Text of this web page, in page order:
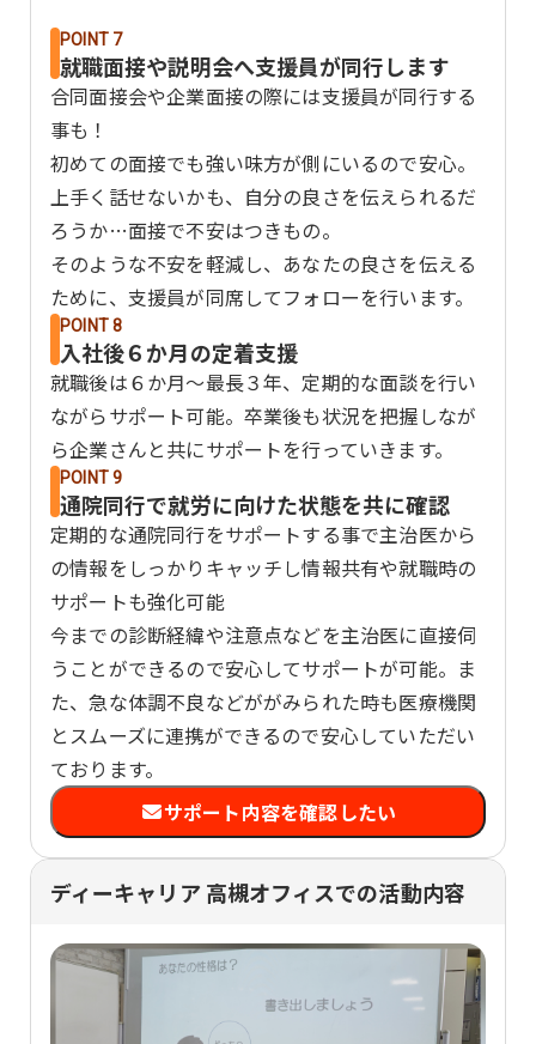
POINT 7
就職面接や説明会へ支援員が同行します
合同面接会や企業面接の際には支援員が同行する
事も！
初めての面接でも強い味方が側にいるので安心。
上手く話せないかも、自分の良さを伝えられるだ
ろうか…面接で不安はつきもの。
そのような不安を軽減し、あなたの良さを伝える
ために、支援員が同席してフォローを行います。
POINT 8
入社後６か月の定着支援
就職後は６か月～最長３年、定期的な面談を行い
ながらサポート可能。卒業後も状況を把握しなが
ら企業さんと共にサポートを行っていきます。
POINT 9
通院同行で就労に向けた状態を共に確認
定期的な通院同行をサポートする事で主治医から
の情報をしっかりキャッチし情報共有や就職時の
サポートも強化可能
今までの診断経緯や注意点などを主治医に直接伺
うことができるので安心してサポートが可能。ま
た、急な体調不良などががみられた時も医療機関
とスムーズに連携ができるので安心していただい
ております。
サポート内容を確認したい
ディーキャリア 高槻オフィスでの活動内容